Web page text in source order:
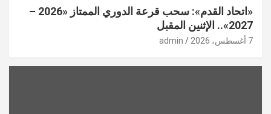
«اتحاد القدم»: سحب قرعة الدوري الممتاز «2026 –
2027».. الإثنين المقبل
7 أغسطس، 2026 admin